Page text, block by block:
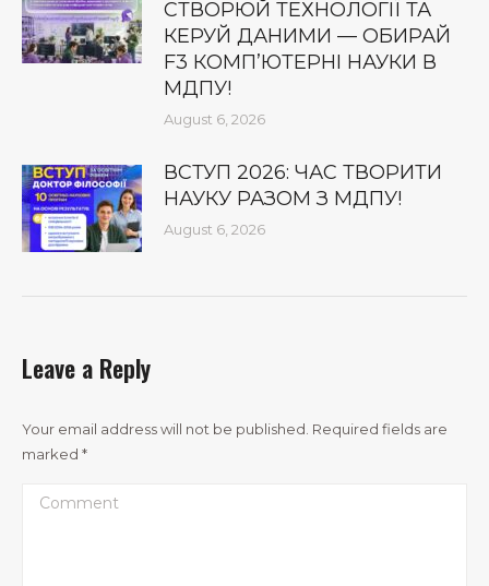
СТВОРЮЙ ТЕХНОЛОГІЇ ТА
КЕРУЙ ДАНИМИ — ОБИРАЙ
F3 КОМП’ЮТЕРНІ НАУКИ В
МДПУ!
August 6, 2026
ВСТУП 2026: ЧАС ТВОРИТИ
НАУКУ РАЗОМ З МДПУ!
August 6, 2026
Leave a Reply
Your email address will not be published. Required fields are
marked *
Comment